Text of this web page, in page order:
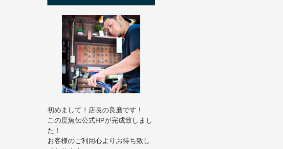
初めまして！店長の良磨です！
この度魚伝公式HPが完成致しまし
た！
お客様のご利用心よりお待ち致し